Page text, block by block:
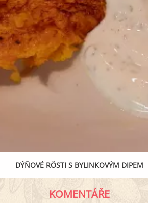
DÝŇOVÉ RÖSTI S BYLINKOVÝM DIPEM
KOMENTÁŘE